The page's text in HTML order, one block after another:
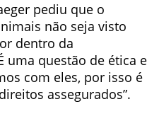
pediu que o
não seja visto
dentro da
uma questão de ética e
com eles, por isso é
assegurados”.